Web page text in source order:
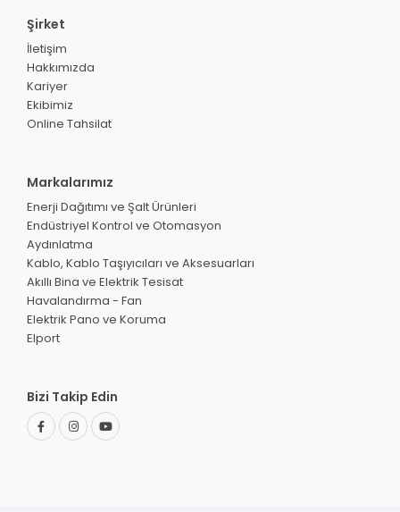
Şirket
İletişim
Hakkımızda
Kariyer
Ekibimiz
Online Tahsilat
Markalarımız
Enerji Dağıtımı ve Şalt Ürünleri
Endüstriyel Kontrol ve Otomasyon
Aydınlatma
Kablo, Kablo Taşıyıcıları ve Aksesuarları
Akıllı Bina ve Elektrik Tesisat
Havalandırma - Fan
Elektrik Pano ve Koruma
Elport
Bizi Takip Edin